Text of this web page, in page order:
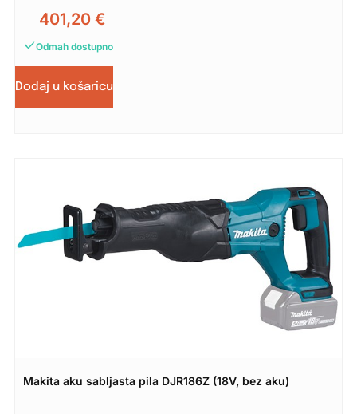
401,20 €
Odmah dostupno
Dodaj u košaricu
Makita aku sabljasta pila DJR186Z (18V, bez aku)